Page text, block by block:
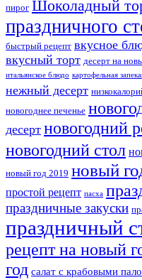
пирог Шоколадный
праздничного
быстрый рецепт вкусное
вкусный торт десерт на
итальянское блюдо картофельная
нежный десерт
новогоднее печенье
десерт новогодний
новогодний стол
новый год 2019 новый
простой рецепт пасха
праздничные закуски
праздничный
рецепт на новый
год салат с крабовыми